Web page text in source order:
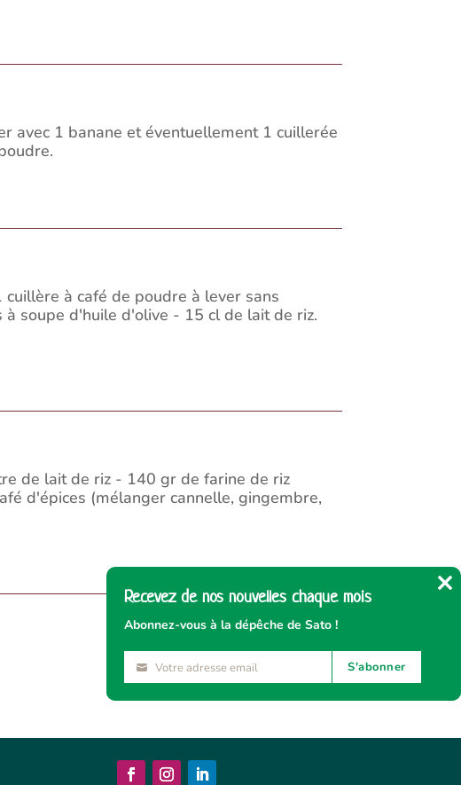
avec 1 banane et éventuellement 1 cuillerée
à café de poudre à lever sans
soupe d'huile d'olive - 15 cl de lait de riz.
de lait de riz - 140 gr de farine de riz
d'épices (mélanger cannelle, gingembre,
Recevez de nos nouvelles chaque mois
Abonnez-vous à la dépêche de Sato !
VotreVotre adresse email S'abonner